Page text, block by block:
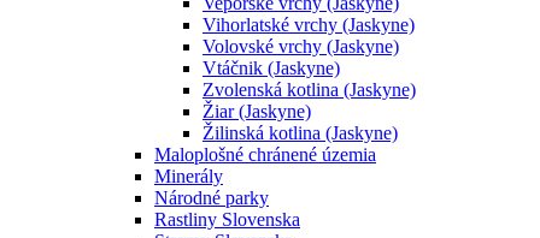
Vihorlatské vrchy (Jaskyne)
Volovské vrchy (Jaskyne)
Vtáčnik (Jaskyne)
Zvolenská kotlina (Jaskyne)
Žiar (Jaskyne)
Žilinská kotlina (Jaskyne)
Maloplošné chránené územia
Minerály
Národné parky
Rastliny Slovenska